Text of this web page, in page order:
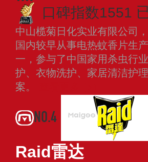
口碑指数1551
中山榄菊日化实业有限公司
国内较早从事电热蚊香片生
一，参与了中国家用杀虫行
护、衣物洗护、家居清洁护
案。
NO.4
Raid雷达